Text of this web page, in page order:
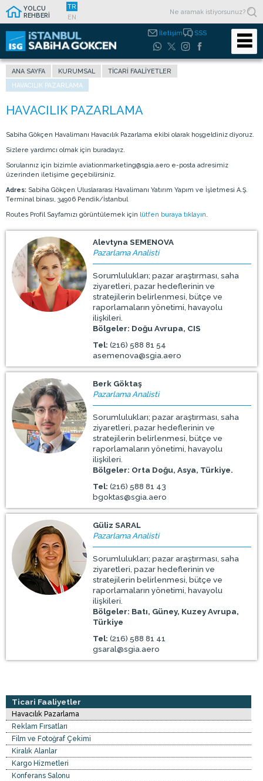
YOLCU
REHBERİ
TR
EN
İletişim SSS
ANA SAYFA KURUMSAL
TICARI FAALIYETLER
HAVACILIK PAZARLAMA
Sabiha Gökçen Havalimanı Havacılık Pazarlama ekibi olarak hoşgeldiniz diyoruz.
Sizlere yardımcı olmak için buradayız.
Sorularınız için bizimle aviationmarketing@sgia.aero e-posta adresimiz
üzerinden iletişime geçebilirsiniz.
Adres: Sabiha Gökçen Uluslararası Havalimanı Yatırım Yapım ve İşletmesi A.Ş.
Terminal binası, 34906 Pendik/İstanbul
Routes Profil Sayfamızı görüntülemek için lütfen buraya tıklayın
Alevtyna SEMENOVA
Pazarlama Analisti
Sorumlulukları; pazar araştırması, saha
ziyaretleri, pazar hedeflerinin ve
stratejilerin belirlenmesi, bütçe ve
raporlamaların yönetimi, havayolu
ilişkileri.
Bölgeler: Doğu Avrupa, CIS
Tel: (216) 588 81 54
asemenova@sgia.aero
Berk Göktaş
Pazarlama Analisti
Sorumlulukları; pazar araştırması, saha
ziyaretleri, pazar hedeflerinin ve
stratejilerin belirlenmesi, bütçe ve
raporlamaların yönetimi, havayolu
ilişkileri.
Bölgeler: Orta Doğu, Asya, Türkiye.
Tel: (216) 588 81 43
bgoktas@sgia.aero
Güliz SARAL
Pazarlama Analisti
Sorumlulukları; pazar araştırması, saha
ziyaretleri, pazar hedeflerinin ve
stratejilerin belirlenmesi, bütçe ve
raporlamaların yönetimi, havayolu
ilişkileri.
Bölgeler: Batı, Güney, Kuzey Avrupa,
Türkiye
Tel: (216) 588 81 41
gsaral@sgia.aero
Ticari Faaliyetler
Havacılık Pazarlama
Reklam Fırsatları
Film ve Fotoğraf Çekimi
Kiralık Alanlar
Kargo Hizmetleri
Konferans Salonu